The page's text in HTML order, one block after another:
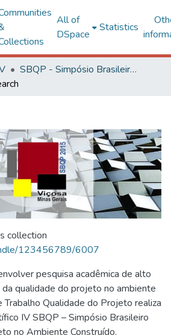
All of
DSpace
Statistics
SBQP - Simpósio Brasileiro de Qualidade do Projeto no Ambiente Construído
collection
123456789/6007
pesquisa acadêmica de alto
qualidade do projeto no ambiente
Trabalho Qualidade do Projeto realiza
IV SBQP – Simpósio Brasileiro
no Ambiente Construído.